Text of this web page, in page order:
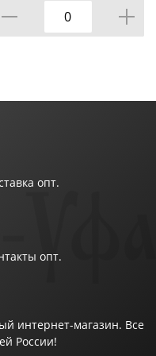
опт.
опт.
интернет-магазин. Все
России!